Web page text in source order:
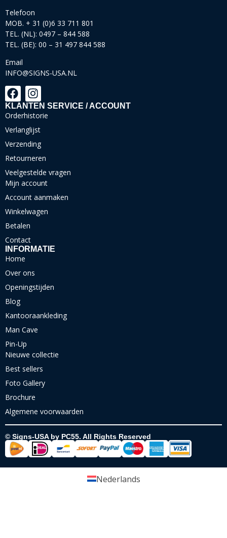
Telefoon
MOB. + 31 (0)6 33 711 801
TEL. (NL): 0497 – 844 588
TEL. (BE): 00 – 31 497 844 588
Email
INFO@SIGNS-USA.NL
KLANTEN SERVICE / ACCOUNT
Orderhistorie
Verlanglijst
Verzending
Retourneren
Veelgestelde vragen
Mijn account
Account aanmaken
Winkelwagen
Betalen
Contact
INFORMATIE
Home
Over ons
Openingstijden
Blog
Kantooraankleding
Man Cave
Pin-Up
Nieuwe collectie
Best sellers
Foto Gallery
Brochure
Algemene voorwaarden
© Signs-USA by PC55. All Rights Reserved
Nederlands